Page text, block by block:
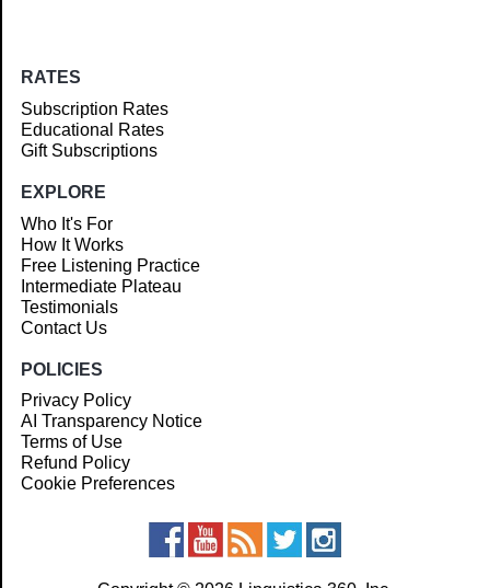
RATES
Subscription Rates
Educational Rates
Gift Subscriptions
EXPLORE
Who It's For
How It Works
Free Listening Practice
Intermediate Plateau
Testimonials
Contact Us
POLICIES
Privacy Policy
AI Transparency Notice
Terms of Use
Refund Policy
Cookie Preferences